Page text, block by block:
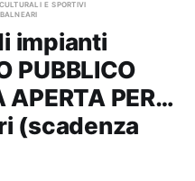
ORDINARIA E…
e sportivi
impianti
PUBBLICO
APERTA PER…
(scadenza